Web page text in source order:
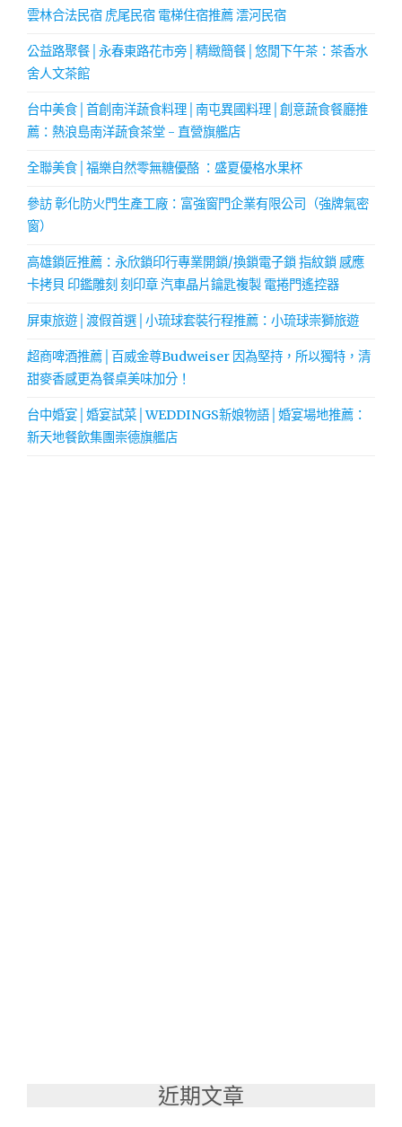
雲林合法民宿 虎尾民宿 電梯住宿推薦 澐河民宿
公益路聚餐│永春東路花市旁│精緻簡餐│悠閒下午茶：茶香水
舍人文茶館
台中美食│首創南洋蔬食料理│南屯異國料理│創意蔬食餐廳推
薦：熱浪島南洋蔬食茶堂 - 直營旗艦店
全聯美食│福樂自然零無糖優酪 ：盛夏優格水果杯
參訪 彰化防火門生產工廠：富強窗門企業有限公司（強牌氣密
窗）
高雄鎖匠推薦：永欣鎖印行專業開鎖/換鎖電子鎖 指紋鎖 感應
卡拷貝 印鑑雕刻 刻印章 汽車晶片鑰匙複製 電捲門遙控器
屏東旅遊│渡假首選│小琉球套裝行程推薦：小琉球崇獅旅遊
超商啤酒推薦│百威金尊Budweiser 因為堅持，所以獨特，清
甜麥香感更為餐桌美味加分！
台中婚宴│婚宴試菜│WEDDINGS新娘物語│婚宴場地推薦：
新天地餐飲集團崇德旗艦店
近期文章